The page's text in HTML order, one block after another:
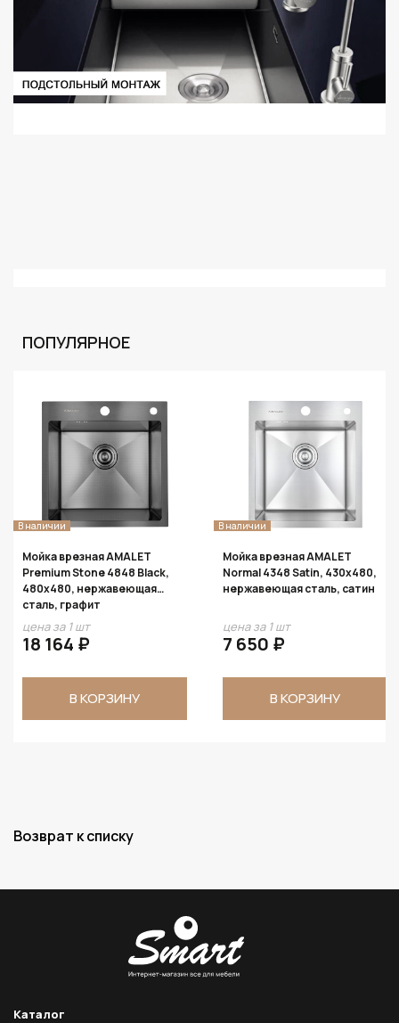
ПОПУЛЯРНОЕ
В наличии
Мойка врезная AMALET
Premium Stone 4848 Black,
480x480, нержавеющая
сталь, графит
цена за 1 шт
18 164 ₽
В КОРЗИНУ
В наличии
Мойка врезная AMALET
Normal 4348 Satin, 430x480,
нержавеющая сталь, сатин
цена за 1 шт
7 650 ₽
В КОРЗИНУ
Возврат к списку
Каталог